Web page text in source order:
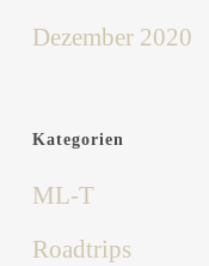
Dezember 2020
Kategorien
ML-T
Roadtrips